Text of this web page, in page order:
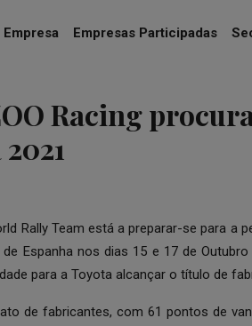
Empresa Empresas Participadas
Racing
Rally Team está a preparar-se para a
Espanha nos dias 15 e 17 de
para a Toyota alcançar o título de
de fabricantes, com 61 pontos de